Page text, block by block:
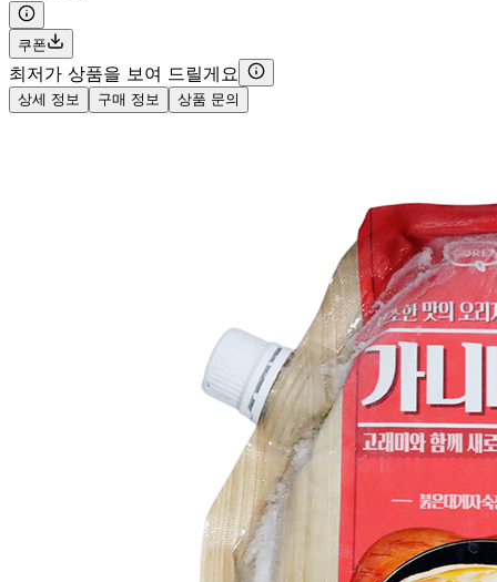
쿠폰
최저가 상품을 보여 드릴게요
상세 정보 구매 정보 상품 문의